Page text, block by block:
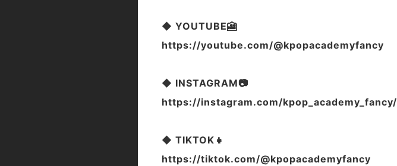
◆ YOUTUBE🎦
https://youtube.com/@kpopacademyfancy
◆ INSTAGRAM📷
https://instagram.com/kpop_academy_fancy/
◆ TIKTOK👧
https://tiktok.com/@kpopacademyfancy